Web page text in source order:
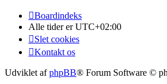
Boardindeks
Alle tider erUTC+02:00
Slet cookies
Kontakt os
Udviklet afphpBB® Forum Software ©